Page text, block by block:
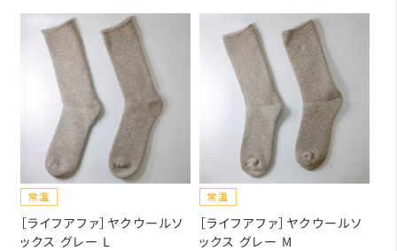
［ライフアファ］ヤクウールソ
ックス グレー L
［ライフアファ］ヤクウールソ
ックス グレー M